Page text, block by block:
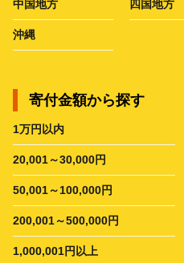
中国地方 四国地方
沖縄
寄付金額から探す
1万円以内
20,001～30,000円
50,001～100,000円
200,001～500,000円
1,000,001円以上